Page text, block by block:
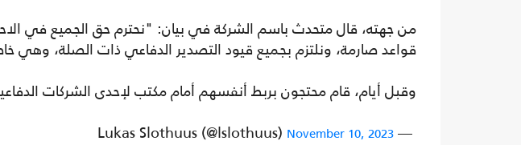
من جهته، قال متحدث باسم الشركة في بيان: "نحترم حق الجميع في
قواعد صارمة، ونلتزم بجميع قيود التصدير الدفاعي ذات الصلة، وهي
وقبل أيام، قام محتجون بربط أنفسهم أمام مكتب لإحدى الشركات
— Lukas Slothuus (@lslothuus)
November 10, 2023